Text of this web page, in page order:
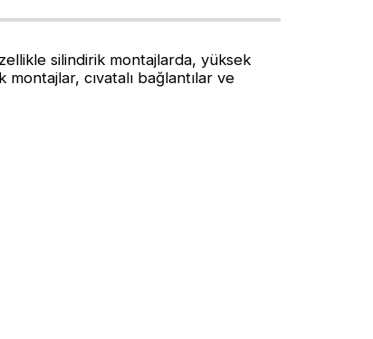
silindirik montajlarda, yüksek
cıvatalı bağlantılar ve